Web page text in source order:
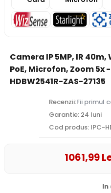
Camera IP 5MP, IR 40m,
PoE, Microfon, Zoom 5x
HDBW2541R-ZAS-27135
Recenzii:Fii primul
Garantie: 24 luni
Cod produs: IPC-
1061,99
In